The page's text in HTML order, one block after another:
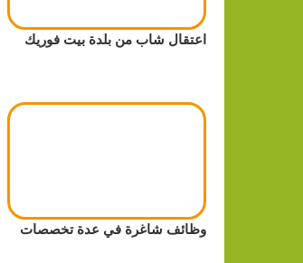
اعتقال شاب من بلدة بيت فوريك
وظائف شاغرة في عدة تخصصات